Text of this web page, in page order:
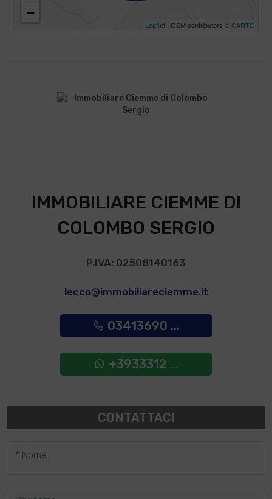
−
Leaflet | OSM contributors ©CARTO
IMMOBILIARE CIEMME DI
COLOMBO SERGIO
P.IVA: 02508140163
lecco@immobiliareciemme.it
03413690 ...
+3933312 ...
CONTATTACI
* Nome